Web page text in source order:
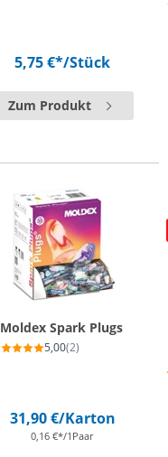
5,75 €*/Stück
Zum Produkt
Moldex Spark Plugs
5,00(2)
31,90 €/Karton
0,16 €*/1Paar